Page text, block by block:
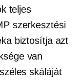
teljes
szerkesztési
biztosítja azt
van
skáláját